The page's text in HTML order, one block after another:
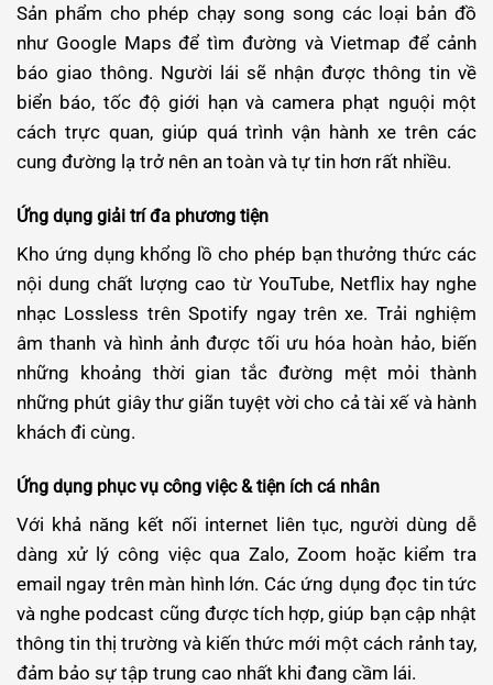
Sản phẩm cho phép chạy song song các loại bản đồ
như Google Maps để tìm đường và Vietmap để cảnh
báo giao thông. Người lái sẽ nhận được thông tin về
biển báo, tốc độ giới hạn và camera phạt nguội một
cách trực quan, giúp quá trình vận hành xe trên các
cung đường lạ trở nên an toàn và tự tin hơn rất nhiều.
Ứng dụng giải trí đa phương tiện
Kho ứng dụng khổng lồ cho phép bạn thưởng thức các
nội dung chất lượng cao từ YouTube, Netflix hay nghe
nhạc Lossless trên Spotify ngay trên xe. Trải nghiệm
âm thanh và hình ảnh được tối ưu hóa hoàn hảo, biến
những khoảng thời gian tắc đường mệt mỏi thành
những phút giây thư giãn tuyệt vời cho cả tài xế và hành
khách đi cùng.
Ứng dụng phục vụ công việc & tiện ích cá nhân
Với khả năng kết nối internet liên tục, người dùng dễ
dàng xử lý công việc qua Zalo, Zoom hoặc kiểm tra
email ngay trên màn hình lớn. Các ứng dụng đọc tin tức
và nghe podcast cũng được tích hợp, giúp bạn cập nhật
thông tin thị trường và kiến thức mới một cách rảnh tay,
đảm bảo sự tập trung cao nhất khi đang cầm lái.